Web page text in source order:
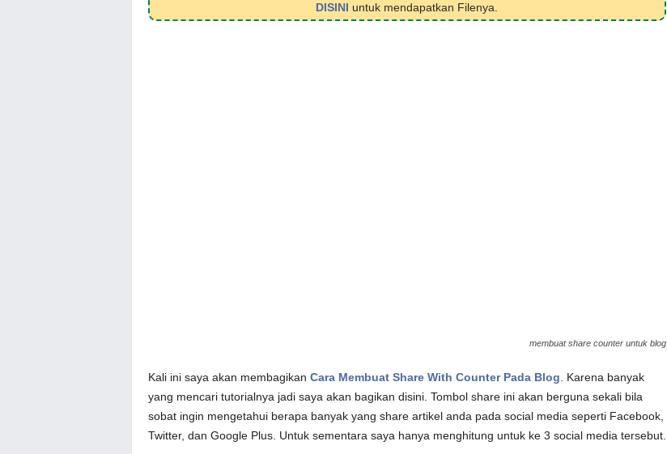
DISINI untuk mendapatkan Filenya.
membuat share counter untuk blog
Kali ini saya akan membagikan Cara Membuat Share With Counter Pada Blog . Karena banyak
yang mencari tutorialnya jadi saya akan bagikan disini. Tombol share ini akan berguna sekali bila
sobat ingin mengetahui berapa banyak yang share artikel anda pada social media seperti Facebook,
Twitter, dan Google Plus. Untuk sementara saya hanya menghitung untuk ke 3 social media tersebut.